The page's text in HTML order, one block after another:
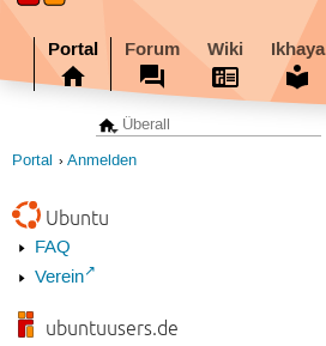
Portal Forum Wiki Ikhaya
Portal Anmelden
Ubuntu
FAQ
Verein
ubuntuusers.de